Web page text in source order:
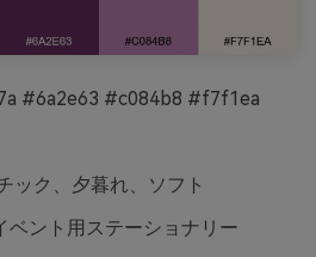
#6a2e63 #c084b8 #f7f1ea
ック、夕暮れ、ソフト
ベント用ステーショナリー